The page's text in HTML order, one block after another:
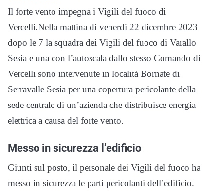
Il forte vento impegna i Vigili del fuoco di
Vercelli.Nella mattina di venerdì 22 dicembre 2023
dopo le 7 la squadra dei Vigili del fuoco di Varallo
Sesia e una con l’autoscala dallo stesso Comando di
Vercelli sono intervenute in località Bornate di
Serravalle Sesia per una copertura pericolante della
sede centrale di un’azienda che distribuisce energia
elettrica a causa del forte vento.
Messo in sicurezza l’edificio
Giunti sul posto, il personale dei Vigili del fuoco ha
messo in sicurezza le parti pericolanti dell’edificio.